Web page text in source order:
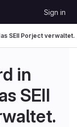
Sign in
SEII Porject verwaltet.
in
SEII